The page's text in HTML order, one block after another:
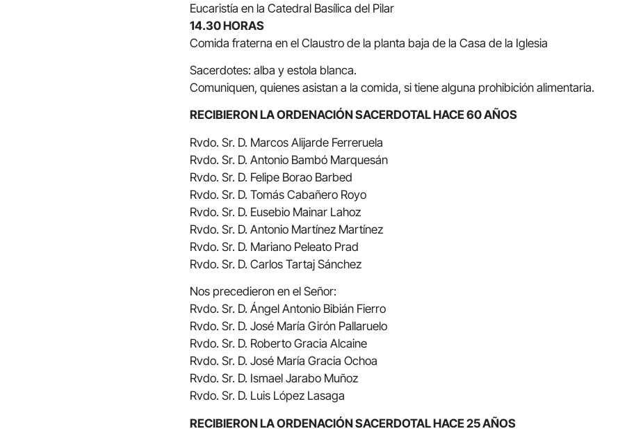
Eucaristía en la Catedral Basílica del Pilar
14.30 HORAS
Comida fraterna en el Claustro de la planta baja de la Casa de la Iglesia
Sacerdotes: alba y estola blanca.
Comuniquen, quienes asistan a la comida, si tiene alguna prohibición alimentaria.
RECIBIERON LA ORDENACIÓN SACERDOTAL HACE 60 AÑOS
Rvdo. Sr. D. Marcos Alijarde Ferreruela
Rvdo. Sr. D. Antonio Bambó Marquesán
Rvdo. Sr. D. Felipe Borao Barbed
Rvdo. Sr. D. Tomás Cabañero Royo
Rvdo. Sr. D. Eusebio Mainar Lahoz
Rvdo. Sr. D. Antonio Martínez Martínez
Rvdo. Sr. D. Mariano Peleato Prad
Rvdo. Sr. D. Carlos Tartaj Sánchez
Nos precedieron en el Señor:
Rvdo. Sr. D. Ángel Antonio Bibián Fierro
Rvdo. Sr. D. José María Girón Pallaruelo
Rvdo. Sr. D. Roberto Gracia Alcaine
Rvdo. Sr. D. José María Gracia Ochoa
Rvdo. Sr. D. Ismael Jarabo Muñoz
Rvdo. Sr. D. Luis López Lasaga
RECIBIERON LA ORDENACIÓN SACERDOTAL HACE 25 AÑOS